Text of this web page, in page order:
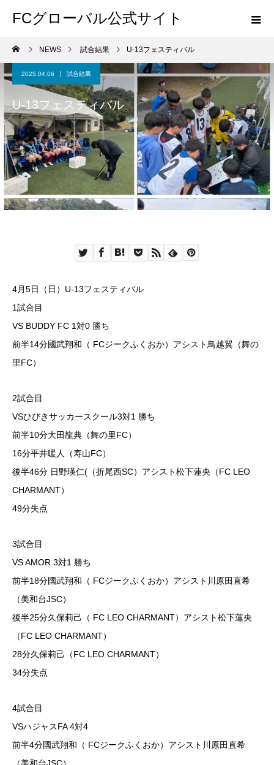
FCグローバル公式サイト
NEWS 試合結果 U-13フェスティバル
2025.04.06 試合結果
U-13フェスティバル
4月5日（日）U-13フェスティバル
1試合目
VS BUDDY FC 1対0 勝ち
前半14分國武翔和（ FCジークふくおか）アシスト鳥越翼（舞の
里FC）
2試合目
VSひびきサッカースクール3対1 勝ち
前半10分大田龍典（舞の里FC）
16分平井暖人（寿山FC）
後半46分 日野瑛仁(（折尾西SC）アシスト松下蓮央（FC LEO
CHARMANT）
49分失点
3試合目
VS AMOR 3対1 勝ち
前半18分國武翔和（ FCジークふくおか）アシスト川原田直希
（美和台JSC）
後半25分久保莉己（ FC LEO CHARMANT）アシスト松下蓮央
（FC LEO CHARMANT）
28分久保莉己（FC LEO CHARMANT）
34分失点
4試合目
VSハジャスFA 4対4
前半4分國武翔和（ FCジークふくおか）アシスト川原田直希